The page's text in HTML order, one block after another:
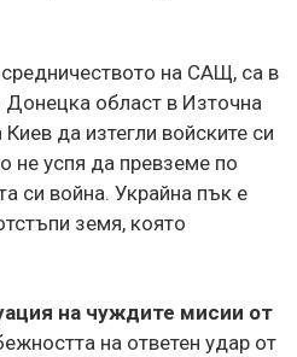
на САЩ, са в
Донецка област в Източна
да изтегли войските си
не успя да превземе по
си война. Украйна пък е
земя, която
на чуждите мисии от
на ответен удар от